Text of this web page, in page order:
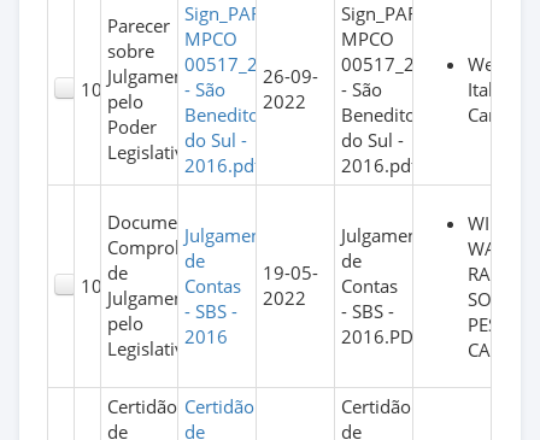
103
Parecer
sobre
Julgamento
pelo
Poder
Legislativo
Sign_PARECER
MPCO
00517_2022
- São
Benedito
do Sul -
2016.pdf
26-09-
2022
Sign_PARECER
MPCO
00517_2022
- São
Benedito
do Sul -
2016.pdf
Werner
Italo
Cardozo
102
Documento
Comprobatório
de
Julgamento
pelo
Legislativo
Julgamento
de
Contas
- SBS -
2016
19-05-
2022
Julgamento
de
Contas
- SBS -
2016.PDF
RAMOS
SOARES
PESSOA
Certidão
de
Certidão
de
Certidão
de